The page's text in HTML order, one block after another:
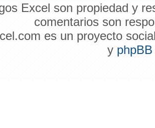
Excel son propiedad y
comentarios son
es un proyecto
y phpBB